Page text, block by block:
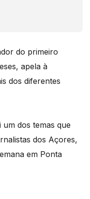
do primeiro
apela à
dos diferentes
dos temas que
dos Açores,
em Ponta